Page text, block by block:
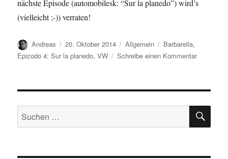
nächste Episode (automobilesk: “Sur la planedo”) wird’s
(vielleicht ;-)) verraten!
Autor
Andreas
Veröffentlicht
am
20. Oktober 2014 Kategorien
Allgemein Schlagwörter
Barbarella,
Epizodo 4: Sur la planedo,VW Schreibe einen Kommentarzu
Suchen
nach: